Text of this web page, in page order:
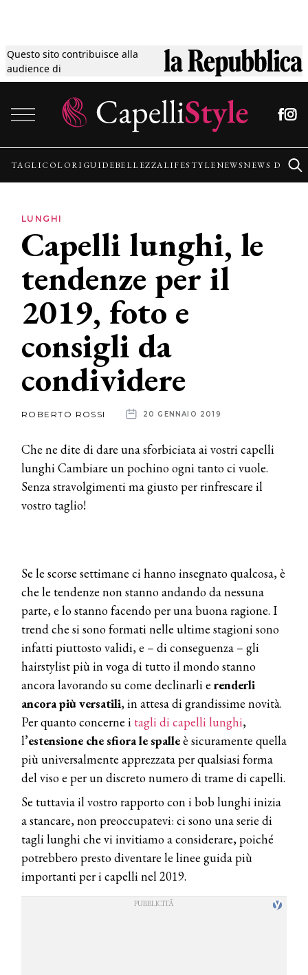
Questo sito contribuisce alla
audience di
Tagli
Colori
Guide
Lifestyle
News
News
aziende
TAGLICOLORI GUIDEBELLEZZALIFESTYLENEWSNEWS
LUNGHI
Capelli lunghi, le
tendenze per il
2019, foto e
consigli da
condividere
ROBERTO ROSSI 20 GENNAIO 2019
Che ne dite di dare una sforbiciata ai vostri capelli
lunghi Cambiare un pochino ogni tanto ci vuole.
Senza stravolgimenti ma giusto per rinfrescare il
vostro taglio!
Se le scorse settimane ci hanno insegnato qualcosa, è
che le tendenze non stanno andando da nessuna
parte, e lo stanno facendo per una buona ragione. I
trend che si sono formati nelle ultime stagioni sono
infatti piuttosto validi, e – di conseguenza – gli
hairstylist più in voga di tutto il mondo stanno
ancora lavorando su come declinarli e renderli
ancora più versatili, in attesa di grandissime novità.
Per quanto concerne i tagli di capelli lunghi,
l’estensione che sfiora le spalleè sicuramente quella
più universalmente apprezzata per qualsiasi forma
del viso e per un discreto numero di trame di capelli.
Se tuttavia il vostro rapporto con i bob lunghi inizia
a stancare, non preoccupatevi: ci sono una serie di
tagli lunghi che vi invitiamo a considerare, poiché
potrebbero presto diventare le linee guida più
importanti per i capelli nel 2019.